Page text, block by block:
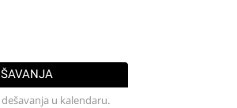
u kalendaru.